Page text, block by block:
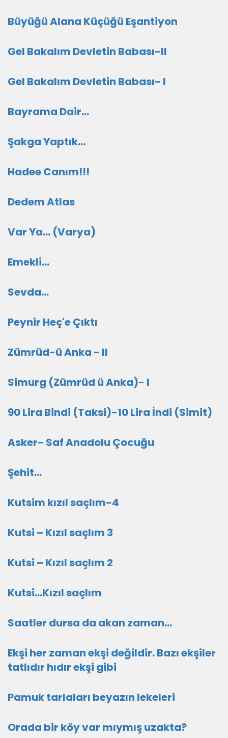
Büyüğü Alana Küçüğü Eşantiyon
Gel Bakalım Devletin Babası-II
Gel Bakalım Devletin Babası- I
Bayrama Dair...
Şakga Yaptık...
Hadee Canım!!!
Dedem Atlas
Var Ya... (Varya)
Emekli...
Sevda...
Peynir Heç'e Çıktı
Zümrüd-ü Anka - II
Simurg (Zümrüd ü Anka)- I
90 Lira Bindi (Taksi)-10 Lira İndi (Simit)
Asker- Saf Anadolu Çocuğu
Şehit...
Kutsim kızıl saçlım-4
Kutsi – Kızıl saçlım 3
Kutsi – Kızıl saçlım 2
Kutsi...Kızıl saçlım
Saatler dursa da akan zaman…
Ekşi her zaman ekşi değildir. Bazı ekşiler
tatlıdır hıdır ekşi gibi
Pamuk tarlaları beyazın lekeleri
Orada bir köy var mıymış uzakta?